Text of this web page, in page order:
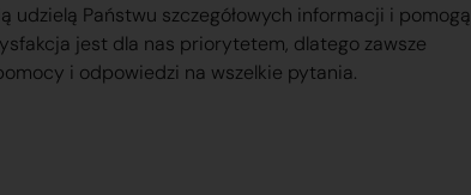
udzielą Państwu szczegółowych informacji i pomogą
jest dla nas priorytetem, dlatego zawsze
i odpowiedzi na wszelkie pytania.